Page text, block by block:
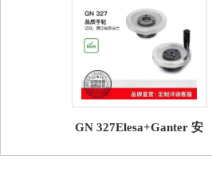
GN 327Elesa+Ganter 安